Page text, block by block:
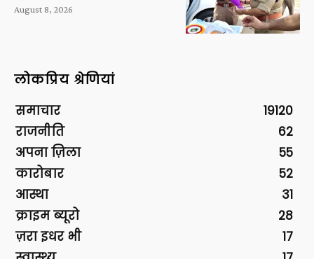
August 8, 2026
लोकप्रिय श्रेणियां
समाचार
19120
राजनीति
62
अपना ज़िला
55
कारोबार
52
आस्था
31
क्राइम ब्यूरो
28
ज़रा इधर भी
17